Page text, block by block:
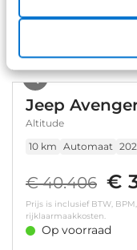
Jeep
Altitude
10 km Automaat
€ 40.406 €
Prijs is inclusief BTW,
rijklaarmaakkosten.
Op voorraad